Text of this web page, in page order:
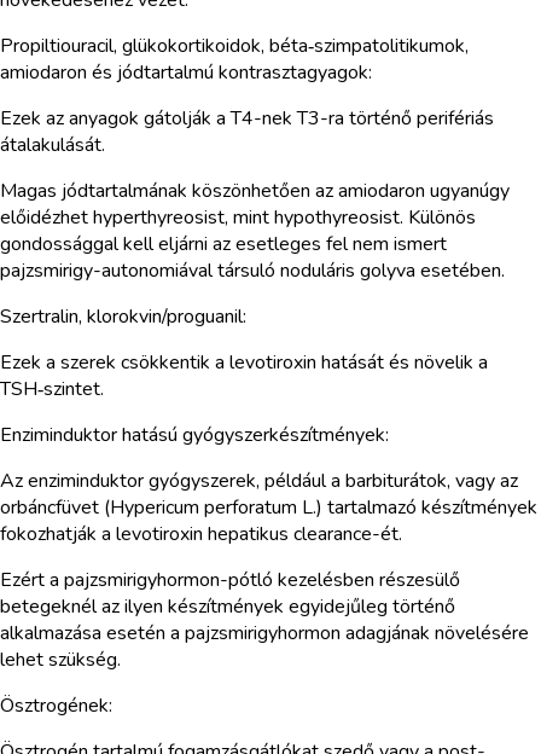
Propiltiouracil, glükokortikoidok, béta‑szimpatolitikumok,
amiodaron és jódtartalmú kontrasztagyagok:
Ezek az anyagok gátolják a T4-nek T3-ra történő perifériás
átalakulását.
Magas jódtartalmának köszönhetően az amiodaron ugyanúgy
előidézhet hyperthyreosist, mint hypothyreosist. Különös
gondossággal kell eljárni az esetleges fel nem ismert
pajzsmirigy-autonomiával társuló noduláris golyva esetében.
Szertralin, klorokvin/proguanil:
Ezek a szerek csökkentik a levotiroxin hatását és növelik a
TSH‑szintet.
Enziminduktor hatású gyógyszerkészítmények:
Az enziminduktor gyógyszerek, például a barbiturátok, vagy az
orbáncfüvet (Hypericum perforatum L.) tartalmazó készítmények
fokozhatják a levotiroxin hepatikus clearance-ét.
Ezért a pajzsmirigyhormon-pótló kezelésben részesülő
betegeknél az ilyen készítmények egyidejűleg történő
alkalmazása esetén a pajzsmirigyhormon adagjának növelésére
lehet szükség.
Ösztrogének: